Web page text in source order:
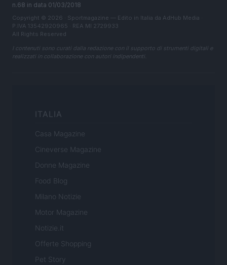
n.68 in data 01/03/2018
Copyright © 2026 · Sportmagazine — Edito in Italia da AdHub Media
P.IVA 13542920965 · REA MI 2729933
All Rights Reserved
I contenuti sono curati dalla redazione con il supporto di strumenti digitali e
realizzati in collaborazione con autori indipendenti.
ITALIA
Casa Magazine
Cineverse Magazine
Donne Magazine
Food Blog
Milano Notizie
Motor Magazine
Notizie.it
Offerte Shopping
Pet Story